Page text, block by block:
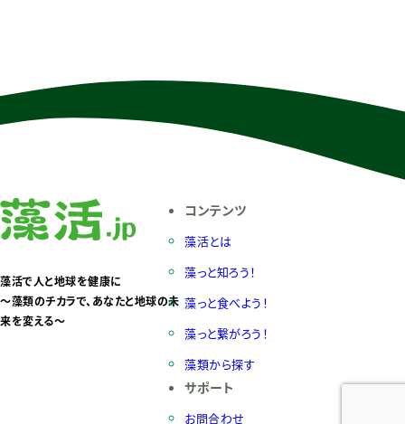
藻活で人と地球を健康に
〜藻類のチカラで、あなたと地球の未
来を変える〜
コンテンツ
藻活とは
藻っと知ろう！
藻っと食べよう！
藻っと繋がろう！
藻類から探す
サポート
お問合わせ